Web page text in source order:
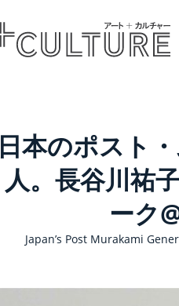
日本のポスト
人。長谷川祐
ーク
Japan’s Post Murakami